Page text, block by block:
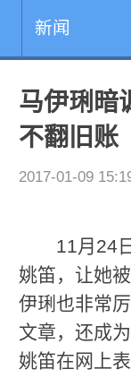
新闻
马伊琍暗
不翻旧账
2017-01-09
11月24日
姚笛，让她
伊琍也非常
文章，还成
姚笛在网上